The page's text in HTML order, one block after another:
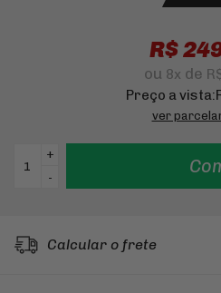
R$
ou 8x de
Preço a vista:
ver
+
-
Calcular o frete